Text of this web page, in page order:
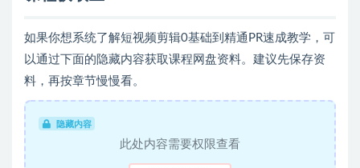
如果你想系统了解短视频剪辑0基础到精通PR速成教学，可
以通过下面的隐藏内容获取课程网盘资料。建议先保存资
料，再按章节慢慢看。
隐藏内容
此处内容需要权限查看